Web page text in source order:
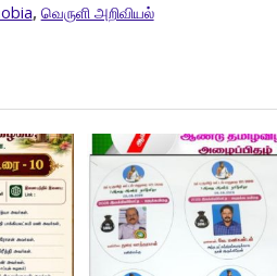
, வெருளி அறிவியல்